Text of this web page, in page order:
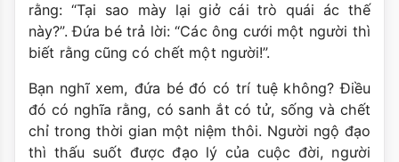
rằng: “Tại sao mày lại giở cái trò quái ác thế
này?”. Đứa bé trả lời: “Các ông cưới một người thì
biết rằng cũng có chết một người!”.
Bạn nghĩ xem, đứa bé đó có trí tuệ không? Điều
đó có nghĩa rằng, có sanh ắt có tử, sống và chết
chỉ trong thời gian một niệm thôi. Người ngộ đạo
thì thấu suốt được đạo lý của cuộc đời, người